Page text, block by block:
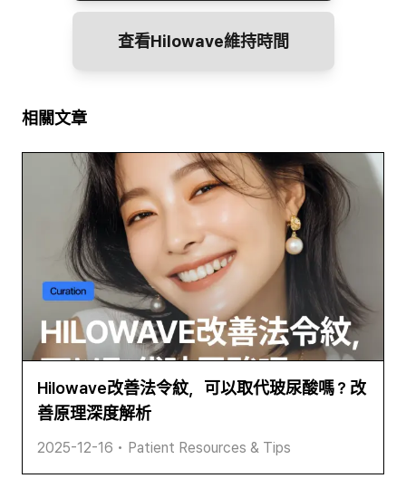
查看Hilowave維持時間
相關文章
Hilowave改善法令紋，可以取代玻尿酸嗎？改
善原理深度解析
2025-12-16 • Patient Resources & Tips